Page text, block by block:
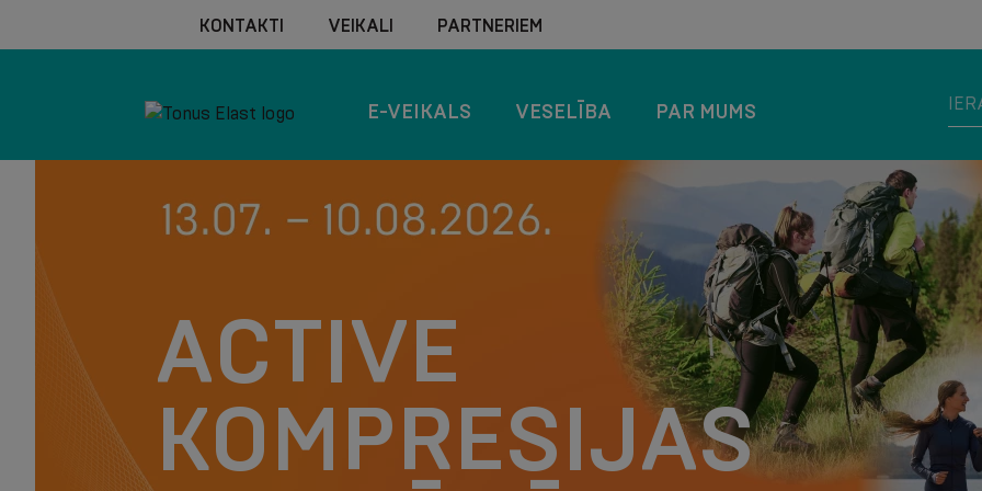
KONTAKTI VEIKALI PARTNERIEM
E-VEIKALS VESELĪBA PAR MUMS
ATBALSTS UN
KOMFORTS